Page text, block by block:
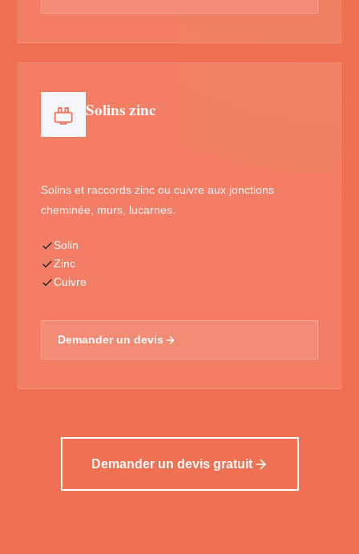
Solins zinc
Solins et raccords zinc ou cuivre aux jonctions
cheminée, murs, lucarnes.
Solin
Zinc
Cuivre
Demander un devis
Demander un devis gratuit